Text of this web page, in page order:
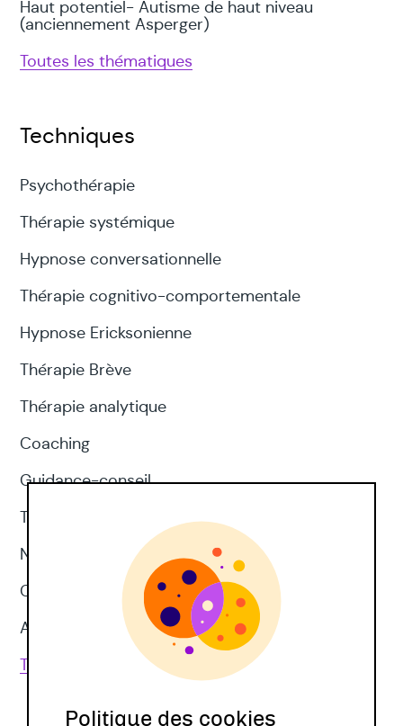
Haut potentiel- Autisme de haut niveau
(anciennement Asperger)
Toutes les thématiques
Techniques
Psychothérapie
Thérapie systémique
Hypnose conversationnelle
Thérapie cognitivo-comportementale
Hypnose Ericksonienne
Thérapie Brève
Thérapie analytique
Coaching
Guidance-conseil
Thérapie d'acceptation et d'engagement
Neuropsychologie
CNV
Approches corporelles
Toutes les techniques
Politique des cookies